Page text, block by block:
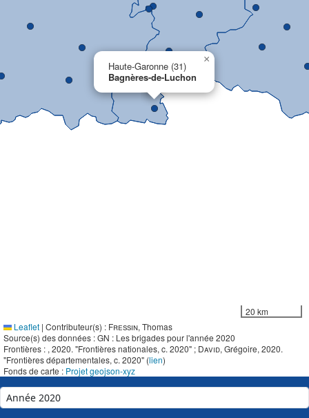
Haute-Garonne (31)
Bagnères-de-Luchon
×
20 km
Leaflet | Contributeur(s) : Fressin, Thomas
Source(s) des données : GN : Les brigades pour l'année 2020
Frontières : , 2020. "Frontières nationales, c. 2020" ; David, Grégoire, 2020.
"Frontières départementales, c. 2020" (lien)
Fonds de carte : Projet geojson-xyz